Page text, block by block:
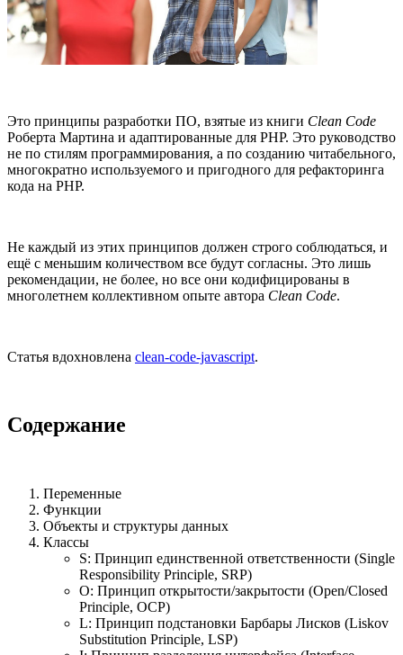
Это принципы разработки ПО, взятые из книги Clean Code
Роберта Мартина и адаптированные для PHP. Это руководство
не по стилям программирования, а по созданию читабельного,
многократно используемого и пригодного для рефакторинга
кода на PHP.
Не каждый из этих принципов должен строго соблюдаться, и
ещё с меньшим количеством все будут согласны. Это лишь
рекомендации, не более, но все они кодифицированы в
многолетнем коллективном опыте автора Clean Code.
Статья вдохновлена clean-code-javascript.
Содержание
Переменные
Функции
Объекты и структуры данных
Классы
S: Принцип единственной ответственности (Single
Responsibility Principle, SRP)
O: Принцип открытости/закрытости (Open/Closed
Principle, OCP)
L: Принцип подстановки Барбары Лисков (Liskov
Substitution Principle, LSP)